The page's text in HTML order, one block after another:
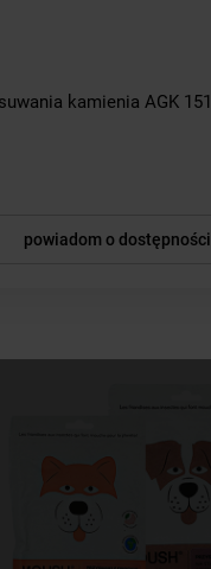
kamienia AGK 151
powiadom o dostępności